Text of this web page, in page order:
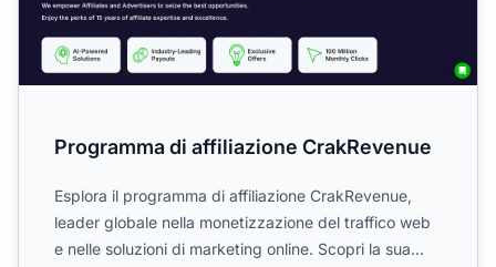
Programma di affiliazione CrakRevenue
Esplora il programma di affiliazione CrakRevenue,
leader globale nella monetizzazione del traffico web
e nelle soluzioni di marketing online. Scopri la sua